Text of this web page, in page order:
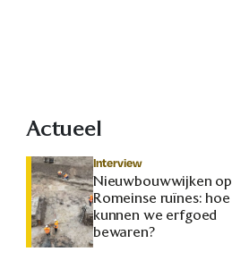
Actueel
Interview
Nieuwbouwwijken op
Romeinse ruïnes: hoe
kunnen we erfgoed
bewaren?